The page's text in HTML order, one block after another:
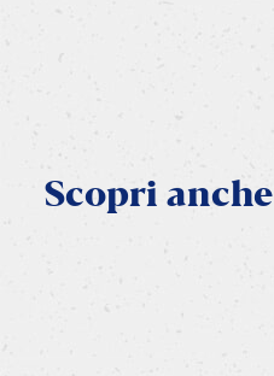
DIVERTITI IN CUCINA
Scopri anche